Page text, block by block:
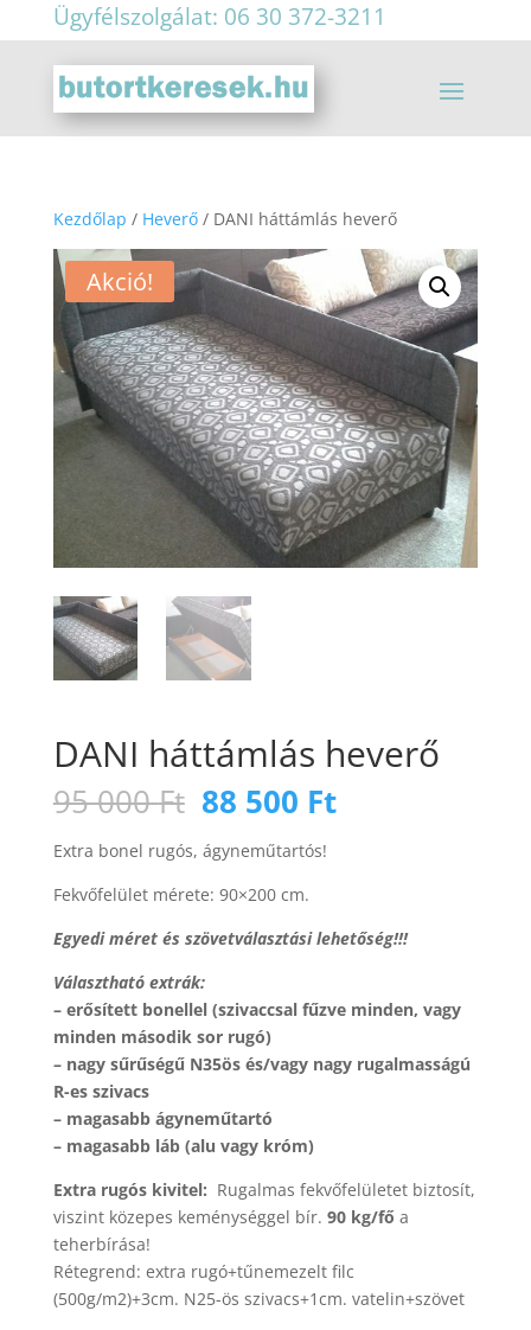
Ügyfélszolgálat: 06 30 372-3211
Kezdőlap / Heverő/ DANI háttámlás heverő
Akció!
DANI háttámlás heverő
95 000Ft Original
price
was:
95
000 Ft.
88 500 FtCurrent
price
Extra bonel rugós, ágyneműtartós!
Fekvőfelület mérete: 90×200 cm.
Egyedi méret és szövetválasztási lehetőség!!!
Választható extrák:
– erősített bonellel (szivaccsal fűzve minden, vagy
minden második sor rugó)
– nagy sűrűségű N35ös és/vagy nagy rugalmasságú
R-es szivacs
– magasabb ágyneműtartó
– magasabb láb (alu vagy króm)
Extra rugós kivitel: Rugalmas fekvőfelületet biztosít,
viszint közepes keménységgel bír. 90 kg/fő a
teherbírása!
Rétegrend: extra rugó+tűnemezelt filc
(500g/m2)+3cm. N25-ös szivacs+1cm. vatelin+szövet